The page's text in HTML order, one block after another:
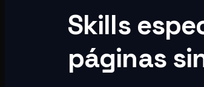
Skills
páginas